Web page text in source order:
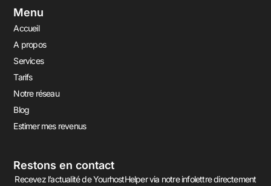
Menu
Accueil
A propos
Services
Tarifs
Notre réseau
Blog
Estimer mes revenus
Restons en contact
Recevez l’actualité de YourhostHelper via notre infolettre directement